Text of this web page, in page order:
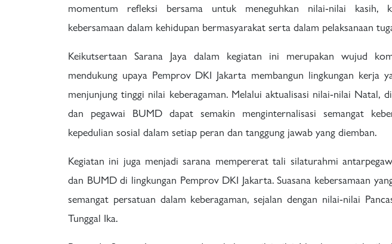
momentum refleksi bersama untuk meneguhkan nilai-nilai kasih,
kebersamaan dalam kehidupan bermasyarakat serta dalam pelaksanaan
Keikutsertaan Sarana Jaya dalam kegiatan ini merupakan wujud
mendukung upaya Pemprov DKI Jakarta membangun lingkungan kerja
menjunjung tinggi nilai keberagaman. Melalui aktualisasi nilai-nilai Natal,
dan pegawai BUMD dapat semakin menginternalisasi semangat
kepedulian sosial dalam setiap peran dan tanggung jawab yang diemban.
Kegiatan ini juga menjadi sarana mempererat tali silaturahmi
dan BUMD di lingkungan Pemprov DKI Jakarta. Suasana kebersamaan
semangat persatuan dalam keberagaman, sejalan dengan nilai-nilai
Tunggal Ika.